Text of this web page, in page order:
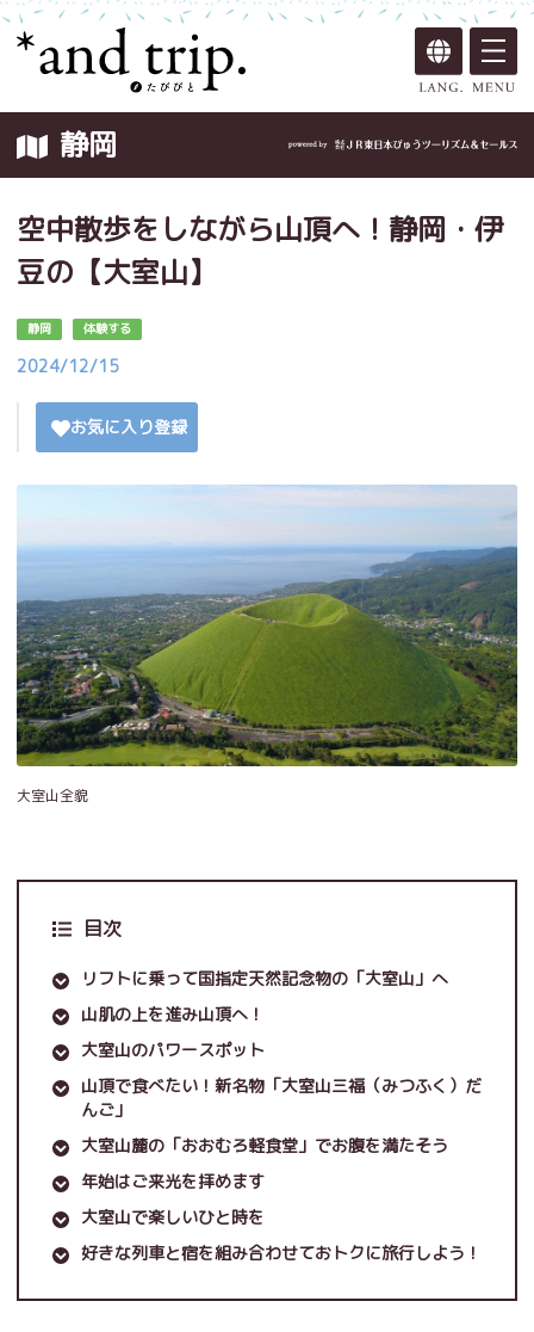
静岡
空中散歩をしながら山頂へ！静岡・伊
豆の【大室山】
静岡 体験する
2024/12/15
お気に入り登録
大室山全貌
目次
リフトに乗って国指定天然記念物の「大室山」へ
山肌の上を進み山頂へ！
大室山のパワースポット
山頂で食べたい！新名物「大室山三福（みつふく）だ
んご」
大室山麓の「おおむろ軽食堂」でお腹を満たそう
年始はご来光を拝めます
大室山で楽しいひと時を
好きな列車と宿を組み合わせておトクに旅行しよう！